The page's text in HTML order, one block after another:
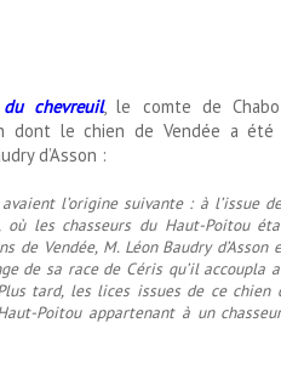
chevreuil, le comte de
dont le chien de Vendée a
d’Asson :
l’origine suivante : à l’issue
les chasseurs du Haut-Poitou
de Vendée, M. Léon Baudry d’Asson
de sa race de Céris qu’il accoupla
tard, les lices issues de ce chien
Poitou appartenant à un